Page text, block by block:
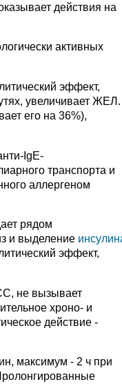
действия на
активных
эффект,
увеличивает ЖЕЛ.
его на 36%),
IgE-
транспорта и
аллергеном
рядом
и выделение
эффект,
не вызывает
хроно- и
действие -
максимум - 2 ч при